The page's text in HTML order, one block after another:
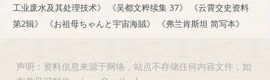
工业废水及其处理技术》
《吴都文粹续集 37》
《云霄交史资料
第2辑》
《お祖母ちゃんと宇宙海賊》 《弗兰肯斯坦 简写本》
声明：资料信息来源于网络，站点不存储任何内容文件，如